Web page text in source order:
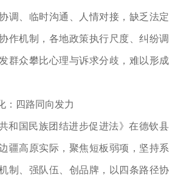
调、临时沟通、人情对接，缺乏法定
作机制，各地政策执行尺度、纠纷调
群众攀比心理与诉求分歧，难以形成
：四路同向发力
和国民族团结进步促进法》在德钦县
疆高原实际，聚焦短板弱项，坚持系
制、强队伍、创品牌，以四条路径协